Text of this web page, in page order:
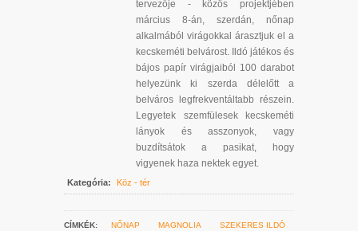
tervezője - közös projektjében
március 8-án, szerdán, nőnap
alkalmából virágokkal árasztjuk el a
kecskeméti belvárost. Ildó játékos és
bájos papír virágjaiból 100 darabot
helyezünk ki szerda délelőtt a
belváros legfrekventáltabb részein.
Legyetek szemfülesek kecskeméti
lányok és asszonyok, vagy
buzdítsátok a pasikat, hogy
vigyenek haza nektek egyet.
Kategória: Köz - tér
CÍMKÉK: NŐNAP MAGNOLIA
SZEKERES ILDÓ